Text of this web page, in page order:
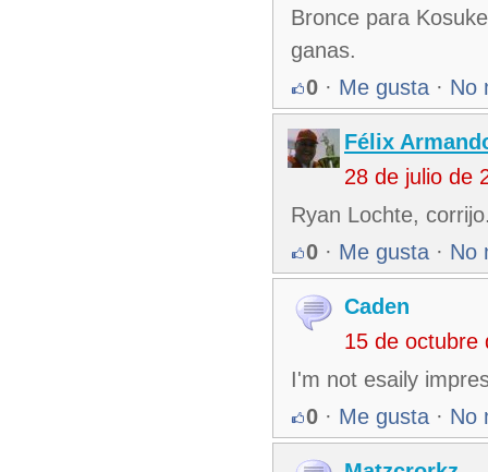
Bronce para
ganas.
0 · Me gusta · No
Félix
28 de julio de
Ryan Lochte,
0 · Me gusta · No
Caden
15 de octubre
I'm not esaily
0 · Me gusta · No